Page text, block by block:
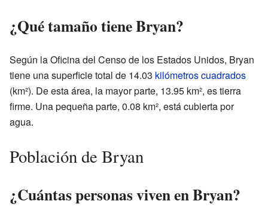
¿Qué tamaño tiene Bryan?
Según la Oficina del Censo de los Estados Unidos, Bryan
tiene una superficie total de 14.03 kilómetros cuadrados
(km²). De esta área, la mayor parte, 13.95 km², es tierra
firme. Una pequeña parte, 0.08 km², está cubierta por
agua.
Población de Bryan
¿Cuántas personas viven en Bryan?